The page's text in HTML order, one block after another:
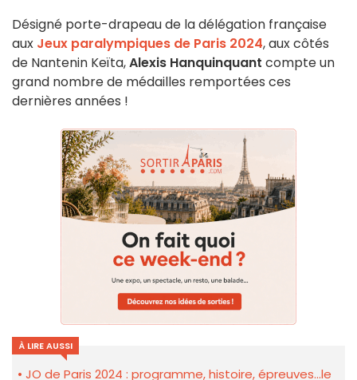
Désigné porte-drapeau de la délégation française
aux Jeux paralympiques de Paris 2024, aux côtés
de Nantenin Keïta,Alexis Hanquinquant compte un
grand nombre de médailles remportées ces
dernières années !
À LIRE AUSSI
JO de Paris 2024 : programme, histoire, épreuves...le